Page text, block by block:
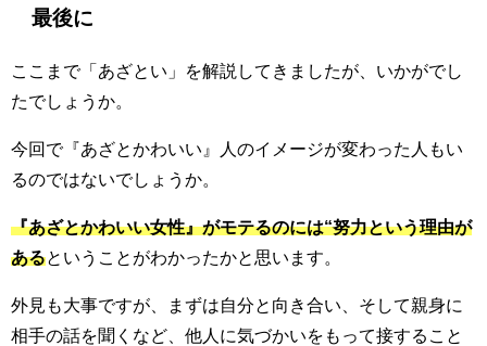
最後に
ここまで「あざとい」を解説してきましたが、いかがでし
たでしょうか。
今回で『あざとかわいい』人のイメージが変わった人もい
るのではないでしょうか。
『あざとかわいい女性』がモテるのには“努力という理由が
あるということがわかったかと思います。
外見も大事ですが、まずは自分と向き合い、そして親身に
相手の話を聞くなど、他人に気づかいをもって接すること